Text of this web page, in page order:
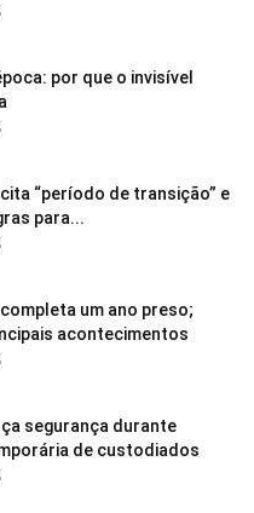
por que o invisível
“período de transição” e
para...
um ano preso;
acontecimentos
segurança durante
de custodiados